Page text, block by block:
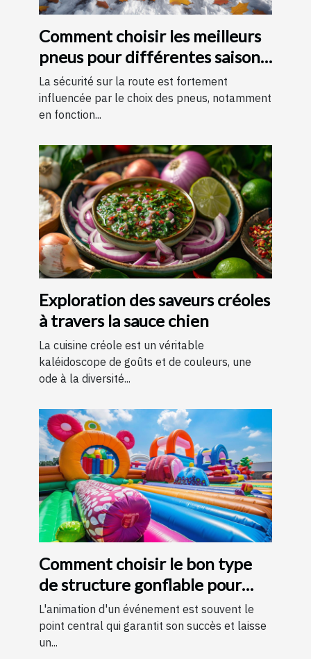
Comment choisir les meilleurs
pneus pour différentes saisons
?
La sécurité sur la route est fortement
influencée par le choix des pneus, notamment
en fonction...
Exploration des saveurs créoles
à travers la sauce chien
La cuisine créole est un véritable
kaléidoscope de goûts et de couleurs, une
ode à la diversité...
Comment choisir le bon type
de structure gonflable pour
votre événement
L'animation d'un événement est souvent le
point central qui garantit son succès et laisse
un...